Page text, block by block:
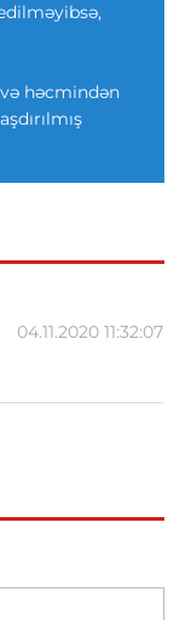
həcmindən
04.11.2020 11:32:07